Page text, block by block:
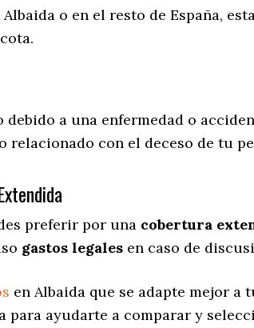
o en el resto de España,
a una enfermedad o
relacionado con el deceso de tu
preferir por una cobertura
gastos legales en caso de
en Albaida que se adapte mejor
para ayudarte a comparar y